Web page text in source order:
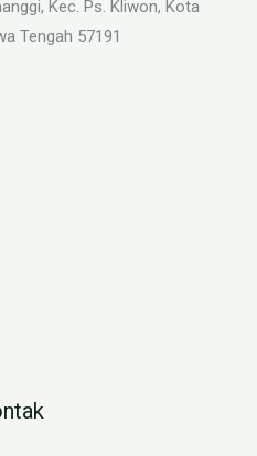
Kec. Ps. Kliwon, Kota
Tengah 57191